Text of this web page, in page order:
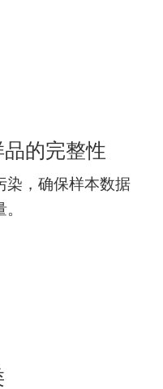
的完整性
染，确保样本数据